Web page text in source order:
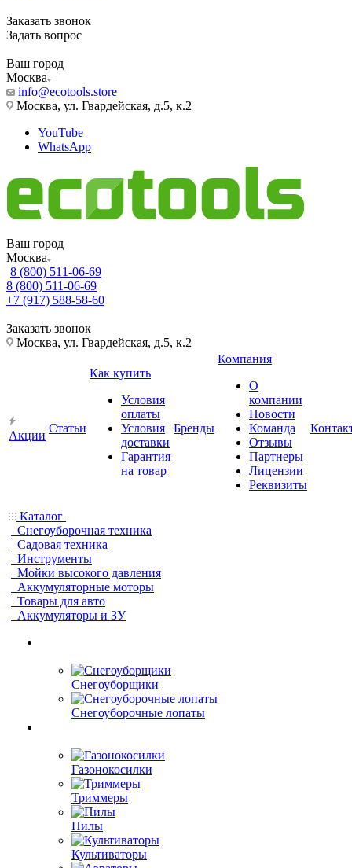
Заказать звонок
Задать вопрос
Ваш город
Москва
info@ecotools.store
Москва, ул. Гвардейская, д.5, к.2
YouTube
WhatsApp
Ваш город
Москва
8 (800) 511-06-69
8 (800) 511-06-69
+7 (917) 588-58-60
Заказать звонок
Москва, ул. Гвардейская, д.5, к.2
Акции
Статьи
Как купить
Условия
оплаты
Условия
доставки
Гарантия
на товар
Бренды
Компания
О
компании
Новости
Команда
Отзывы
Партнеры
Лицензии
Реквизиты
Каталог
Снегоуборочная техника
Садовая техника
Инструменты
Мойки высокого давления
Аккумуляторные моторы
Товары для авто
Аккумуляторы и ЗУ
Снегоуборщики
Снегоуборочные лопаты
Газонокосилки
Триммеры
Пилы
Культиваторы